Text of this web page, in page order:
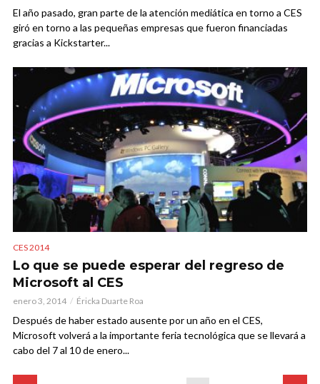
El año pasado, gran parte de la atención mediática en torno a CES
giró en torno a las pequeñas empresas que fueron financiadas
gracias a Kickstarter...
CES 2014
Lo que se puede esperar del regreso de
Microsoft al CES
enero 3, 2014 Éricka Duarte Roa
Después de haber estado ausente por un año en el CES,
Microsoft volverá a la importante feria tecnológica que se llevará a
cabo del 7 al 10 de enero...